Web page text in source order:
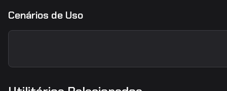
Cenários de Uso